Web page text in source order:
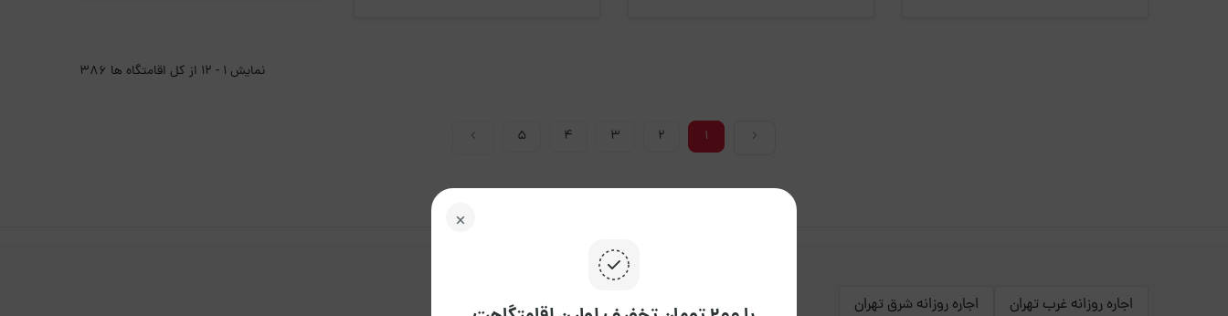
نمایش 1 - 12 از کل اقامتگاه ها 386
1
2
3
4
5
اجاره روزانه غرب تهران اجاره روزانه شرق تهران